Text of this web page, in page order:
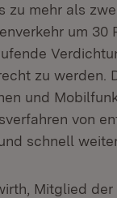
zu mehr als
um 30
zu werden.
und
von
schnell
Mitglied